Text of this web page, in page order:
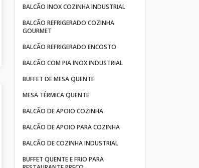
BALCÃO INOX COZINHA INDUSTRIAL
BALCÃO REFRIGERADO COZINHA
GOURMET
BALCÃO REFRIGERADO ENCOSTO
BALCÃO COM PIA INOX INDUSTRIAL
BUFFET DE MESA QUENTE
MESA TÉRMICA QUENTE
BALCÃO DE APOIO COZINHA
BALCÃO DE APOIO PARA COZINHA
BALCÃO DE COZINHA INDUSTRIAL
BUFFET QUENTE E FRIO PARA